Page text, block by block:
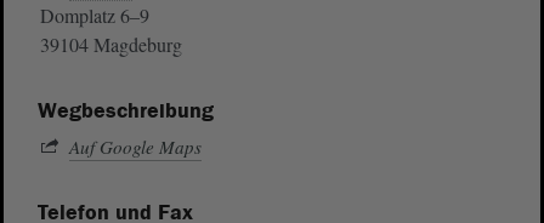
Domplatz 6–9
39104 Magdeburg
Wegbeschreibung
Auf Google Maps
Telefon und Fax